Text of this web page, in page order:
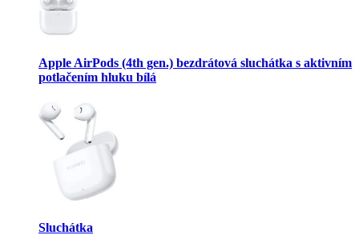
Apple AirPods (4th gen.) bezdrátová sluchátka s aktivním
potlačením hluku bílá
Sluchátka